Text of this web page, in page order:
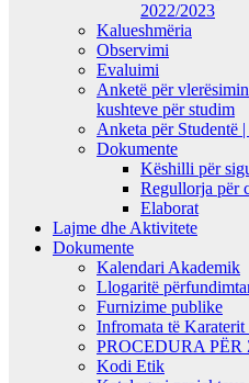
2022/2023
Kalueshmëria
Observimi
Evaluimi
Anketë për
kushteve për studim
Anketa për Studentë
Dokumente
Këshilli për
Regullorja për
Elaborat
Lajme dhe Aktivitete
Dokumente
Kalendari Akademik
Llogaritë
Furnizime publike
Infromata të
PROCEDURA
Kodi Etik